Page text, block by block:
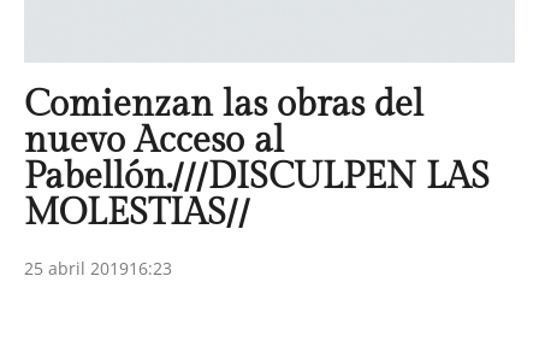
Comienzan las obras del
nuevo Acceso al
Pabellón.///DISCULPEN LAS
MOLESTIAS//
25 abril 201916:23